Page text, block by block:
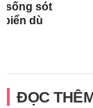
sống sót
biển dù
ĐỌC